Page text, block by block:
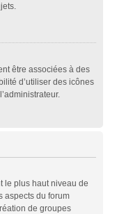
être associées à des
d’utiliser des icônes
le plus haut niveau de
aspects du forum
de groupes